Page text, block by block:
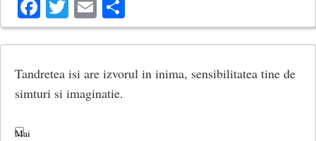
Facebook
Twitter
Email
Tandretea isi are izvorul in inima, sensibilitatea tine de
simturi si imaginatie.